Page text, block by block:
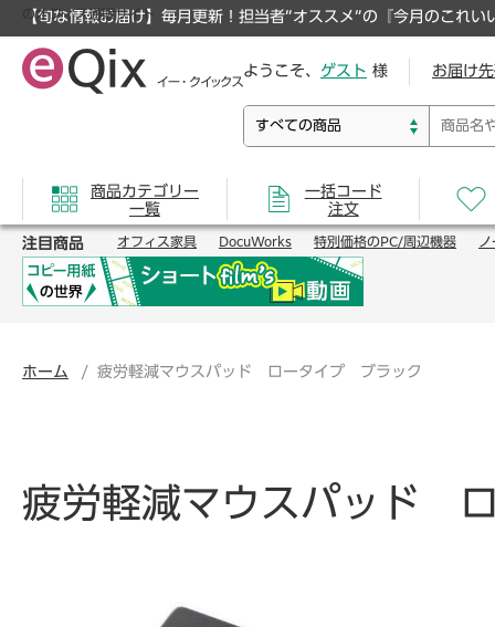
【旬な情報お届け】毎月更新！担当者”オススメ”の『今月のこれい
のオフィス通販サイト
ようこそ、 ゲスト 様 お届け
商品カテゴリー
一覧
一括コード
注文
注目商品 オフィス家具 DocuWorks 特別価格のPC/周辺機器 ノ
ホーム 疲労軽減マウスパッド ロータイプ ブラック
疲労軽減マウスパッド